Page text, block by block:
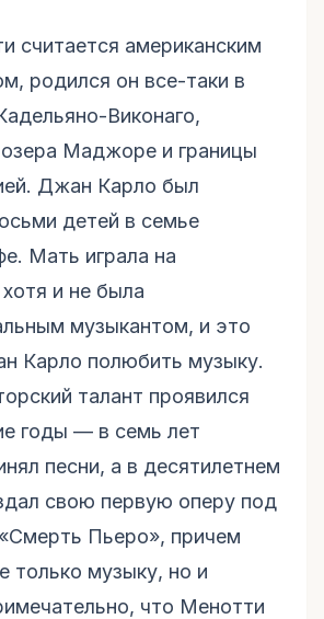
считается американским
родился он все-таки в
Виконаго,
Маджоре и границы
Джан Карло был
детей в семье
Мать играла на
и не была
музыкантом, и это
Карло полюбить музыку.
талант проявился
годы — в семь лет
песни, а в десятилетнем
свою первую оперу под
Пьеро», причем
только музыку, но и
что Менотти